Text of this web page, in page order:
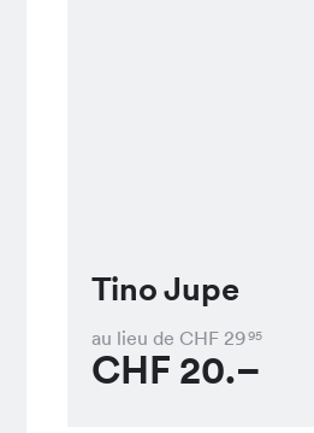
Tino Jupe
au lieu de CHF 2995
CHF 20.–